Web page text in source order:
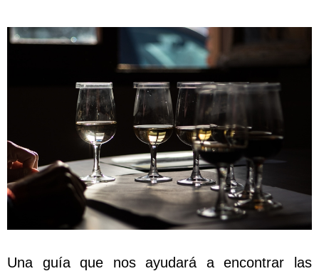
Una guía que nos ayudará a encontrar las